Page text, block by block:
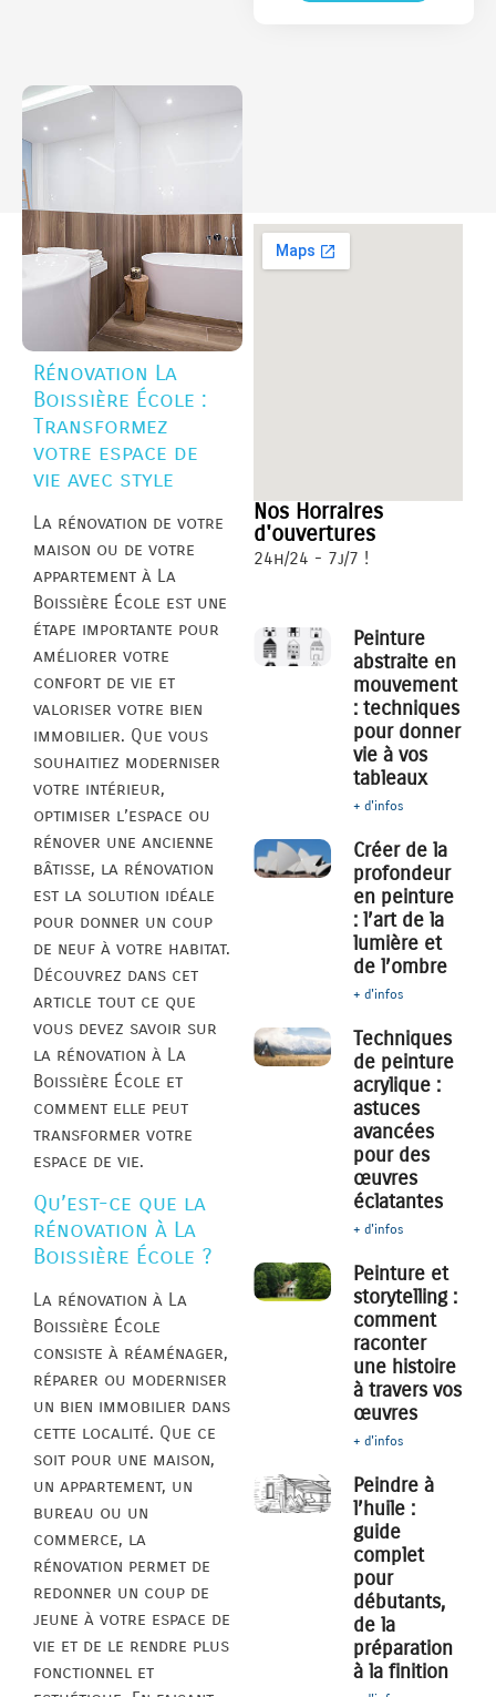
Rénovation La
Boissière École :
Transformez
votre espace de
vie avec style
La rénovation de votre
maison ou de votre
appartement à La
Boissière École est une
étape importante pour
améliorer votre
confort de vie et
valoriser votre bien
immobilier. Que vous
souhaitiez moderniser
votre intérieur,
optimiser l’espace ou
rénover une ancienne
bâtisse, la rénovation
est la solution idéale
pour donner un coup
de neuf à votre habitat.
Découvrez dans cet
article tout ce que
vous devez savoir sur
la rénovation à La
Boissière École et
comment elle peut
transformer votre
espace de vie.
Qu’est-ce que la
rénovation à La
Boissière École ?
La rénovation à La
Boissière École
consiste à réaménager,
réparer ou moderniser
un bien immobilier dans
cette localité. Que ce
soit pour une maison,
un appartement, un
bureau ou un
commerce, la
rénovation permet de
redonner un coup de
jeune à votre espace de
vie et de le rendre plus
fonctionnel et
Nos Horraires
d'ouvertures
24h/24 - 7j/7 !
Peinture
abstraite en
mouvement
: techniques
pour donner
vie à vos
tableaux
+ d'infos
Créer de la
profondeur
en peinture
: l’art de la
lumière et
de l’ombre
+ d'infos
Techniques
de peinture
acrylique :
astuces
avancées
pour des
œuvres
éclatantes
+ d'infos
Peinture et
storytelling :
comment
raconter
une histoire
à travers vos
œuvres
+ d'infos
Peindre à
l’huile :
guide
complet
pour
débutants,
de la
préparation
à la finition